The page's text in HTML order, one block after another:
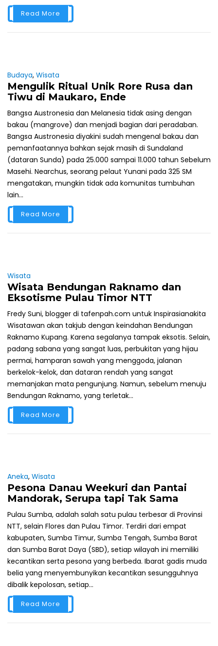
Read More
Budaya, Wisata
Mengulik Ritual Unik Rore Rusa dan
Tiwu di Maukaro, Ende
Bangsa Austronesia dan Melanesia tidak asing dengan
bakau (mangrove) dan menjadi bagian dari peradaban.
Bangsa Austronesia diyakini sudah mengenal bakau dan
pemanfaatannya bahkan sejak masih di Sundaland
(dataran Sunda) pada 25.000 sampai 11.000 tahun Sebelum
Masehi. Nearchus, seorang pelaut Yunani pada 325 SM
mengatakan, mungkin tidak ada komunitas tumbuhan
lain...
Read More
Wisata
Wisata Bendungan Raknamo dan
Eksotisme Pulau Timor NTT
Fredy Suni, blogger di tafenpah.com untuk Inspirasianakita
Wisatawan akan takjub dengan keindahan Bendungan
Raknamo Kupang. Karena segalanya tampak eksotis. Selain,
padang sabana yang sangat luas, perbukitan yang hijau
permai, hamparan sawah yang menggoda, jalanan
berkelok-kelok, dan dataran rendah yang sangat
memanjakan mata pengunjung. Namun, sebelum menuju
Bendungan Raknamo, yang terletak...
Read More
Aneka, Wisata
Pesona Danau Weekuri dan Pantai
Mandorak, Serupa tapi Tak Sama
Pulau Sumba, adalah salah satu pulau terbesar di Provinsi
NTT, selain Flores dan Pulau Timor. Terdiri dari empat
kabupaten, Sumba Timur, Sumba Tengah, Sumba Barat
dan Sumba Barat Daya (SBD), setiap wilayah ini memiliki
kecantikan serta pesona yang berbeda. Ibarat gadis muda
belia yang menyembunyikan kecantikan sesungguhnya
dibalik kepolosan, setiap...
Read More